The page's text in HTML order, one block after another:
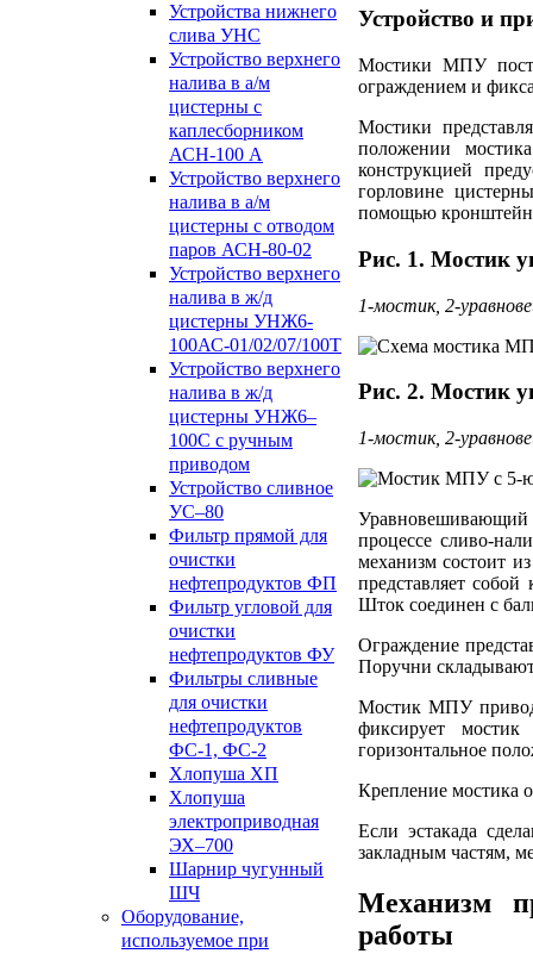
Устройства нижнего
слива УНС
Устройство верхнего
налива в а/м
цистерны с
каплесборником
АСН-100 А
Устройство верхнего
налива в а/м
цистерны с отводом
паров АСН-80-02
Устройство верхнего
налива в ж/д
цистерны УНЖ6-
100АС-01/02/07/100Т
Устройство верхнего
налива в ж/д
цистерны УНЖ6–
100С с ручным
приводом
Устройство сливное
УС–80
Фильтр прямой для
очистки
нефтепродуктов ФП
Фильтр угловой для
очистки
нефтепродуктов ФУ
Фильтры сливные
для очистки
нефтепродуктов
ФС-1, ФС-2
Хлопуша ХП
Хлопуша
электроприводная
ЭХ–700
Шарнир чугунный
ШЧ
Оборудование,
используемое при
Устройство и
Мостики МПУ
ограждением и
Мостики
положении
конструкцией
горловине
помощью
Рис. 1. Мостик
1-мостик, 2-
Рис. 2. Мостик
1-мостик, 2-
Уравновешивающий
процессе сливо-
механизм состоит
представляет
Шток соединен с
Ограждение
Поручни
Мостик МПУ
фиксирует
горизонтальное
Крепление мостика
Если эстакада
закладным частям,
Механизм
работы